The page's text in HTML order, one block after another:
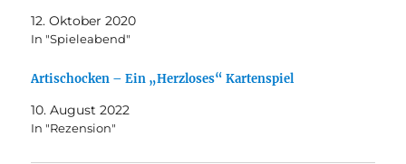
12. Oktober 2020
In "Spieleabend"
Artischocken – Ein „Herzloses“ Kartenspiel
10. August 2022
In "Rezension"